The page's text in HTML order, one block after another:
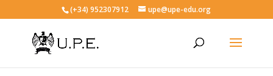
(+34) 952307912 upe@upe-edu.org